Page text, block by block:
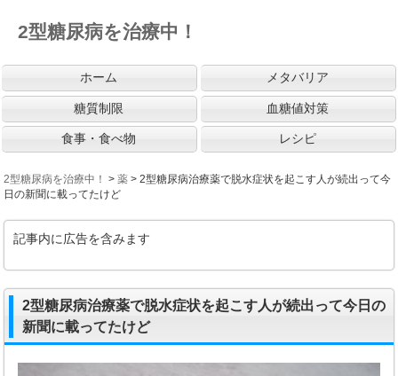
2型糖尿病を治療中！
ホーム メタバリア
糖質制限 血糖値対策
食事・食べ物 レシピ
2型糖尿病を治療中！ >薬 >2型糖尿病治療薬で脱水症状を起こす人が続出って今
日の新聞に載ってたけど
記事内に広告を含みます
2型糖尿病治療薬で脱水症状を起こす人が続出って今日の
新聞に載ってたけど